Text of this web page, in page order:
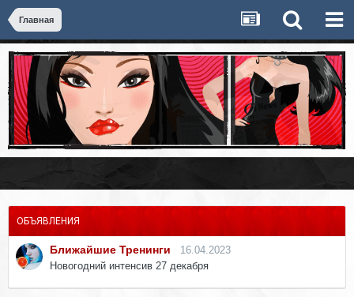
Главная
ОБЪЯВЛЕНИЯ
Ближайшие Тренинги
16.04.2023
Новогодний интенсив 27 декабря